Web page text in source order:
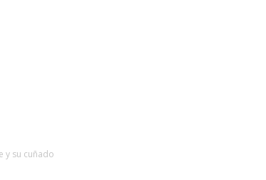
y su cuñado